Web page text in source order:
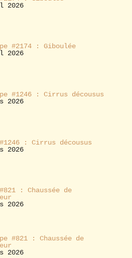
2026
#2174 : Giboulée
2026
#1246 : Cirrus décousus
2026
: Cirrus décousus
2026
: Chaussée de
2026
#821 : Chaussée de
2026